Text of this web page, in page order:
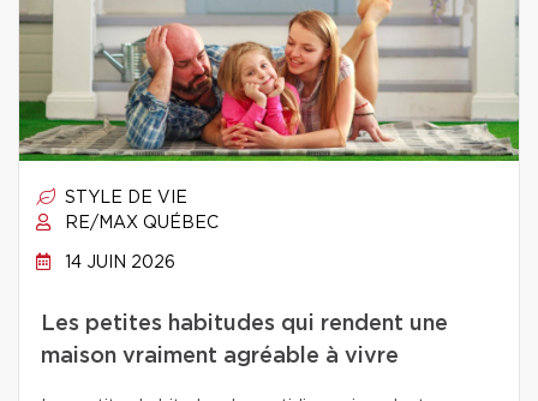
STYLE DE VIE
RE/MAX QUÉBEC
14 JUIN 2026
Les petites habitudes qui rendent une
maison vraiment agréable à vivre